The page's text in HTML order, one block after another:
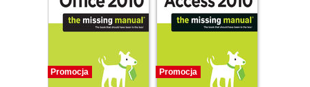
Promocja Promocja